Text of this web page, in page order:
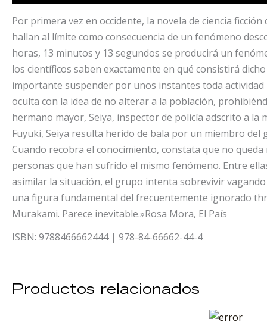
Por primera vez en occidente, la novela de ciencia
hallan al límite como consecuencia de un fenómeno
horas, 13 minutos y 13 segundos se producirá un
los científicos saben exactamente en qué consistirá
importante suspender por unos instantes toda
oculta con la idea de no alterar a la población,
hermano mayor, Seiya, inspector de policía adscrito a
Fuyuki, Seiya resulta herido de bala por un miembro
Cuando recobra el conocimiento, constata que no
personas que han sufrido el mismo fenómeno. Entre
asimilar la situación, el grupo intenta sobrevivir
una figura fundamental del frecuentemente ignorado
Murakami. Parece inevitable.»Rosa Mora, El País
ISBN: 9788466662444 | 978-84-66662-44-4
Productos relacionados